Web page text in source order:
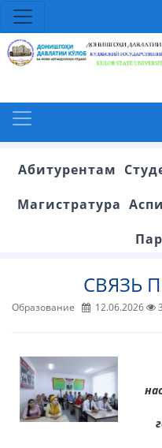
Абитурентам
Магистратура
СВЯЗЬ
Образование 12.06.2026